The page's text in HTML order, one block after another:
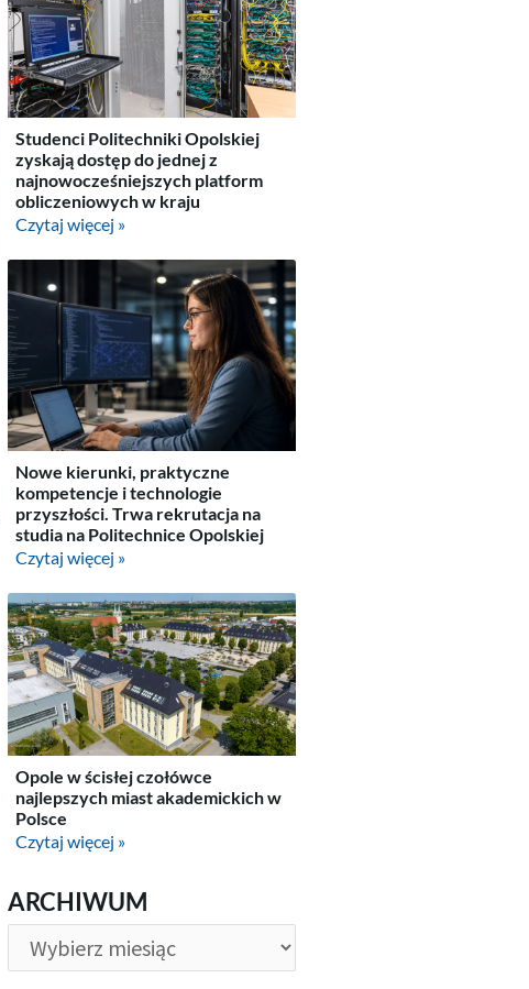
Studenci Politechniki Opolskiej
zyskają dostęp do jednej z
najnowocześniejszych platform
obliczeniowych w kraju
Czytaj więcej »
Nowe kierunki, praktyczne
kompetencje i technologie
przyszłości. Trwa rekrutacja na
studia na Politechnice Opolskiej
Czytaj więcej »
Opole w ścisłej czołówce
najlepszych miast akademickich w
Polsce
Czytaj więcej »
ARCHIWUM
ARCHIWUM